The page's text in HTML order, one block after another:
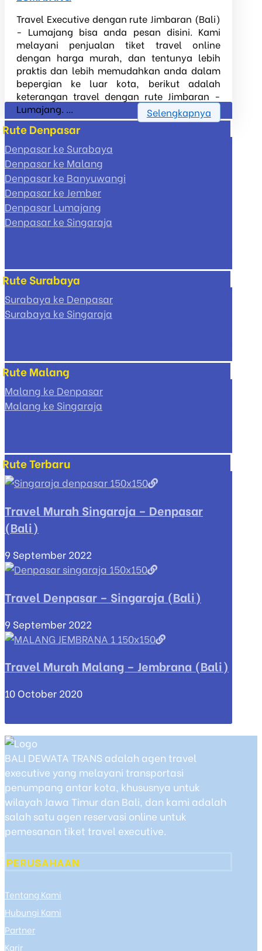
Travel Executive dengan rute Jimbaran (Bali)
- Lumajang bisa anda pesan disini. Kami
melayani penjualan tiket travel online
dengan harga murah, dan tentunya lebih
praktis dan lebih memudahkan anda dalam
bepergian ke luar kota, berikut adalah
keterangan travel dengan rute Jimbaran -
Lumajang. ...
Selengkapnya
Rute Denpasar
Denpasar ke Surabaya
Denpasar ke Malang
Denpasar ke Banyuwangi
Denpasar ke Jember
Denpasar Lumajang
Denpasar ke Singaraja
Rute Surabaya
Surabaya ke Denpasar
Surabaya ke Singaraja
Rute Malang
Malang ke Denpasar
Malang ke Singaraja
Rute Terbaru
Travel Murah Singaraja – Denpasar
(Bali)
9 September 2022
Travel Denpasar – Singaraja (Bali)
9 September 2022
Travel Murah Malang – Jembrana (Bali)
10 October 2020
BALI DEWATA TRANS adalah agen travel
executive yang melayani transportasi
penumpang antar kota, khususnya untuk
wilayah Jawa Timur dan Bali, dan kami adalah
salah satu agen reservasi online untuk
pemesanan tiket travel executive.
PERUSAHAAN
Tentang Kami
Hubungi Kami
Partner
Karir